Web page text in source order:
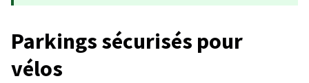
Parkings sécurisés pour
vélos